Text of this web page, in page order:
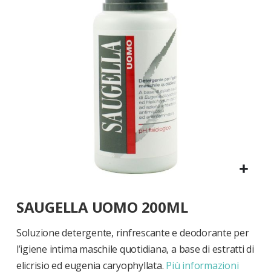
all'inizio
galleria
di
immagini
SAUGELLA UOMO 200ML
Soluzione detergente, rinfrescante e deodorante per
l’igiene intima maschile quotidiana, a base di estratti di
elicrisio ed eugenia caryophyllata. Più informazioni